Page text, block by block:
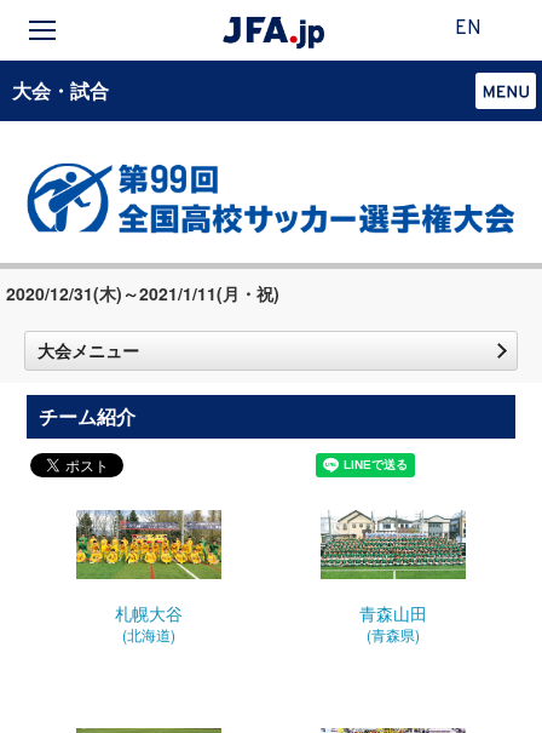
EN
大会・試合
2020/12/31(木)～2021/1/11(月・祝)
大会メニュー
チーム紹介
札幌大谷
(北海道)
青森山田
(青森県)